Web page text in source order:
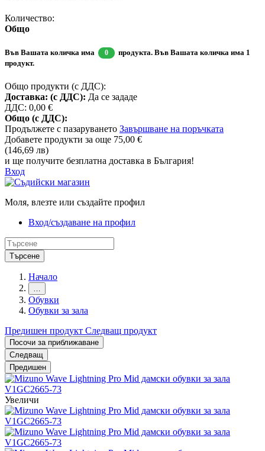
Количество:
Общо
Във Вашата количка има 0 продукта. Във Вашата количка има 1
продукт.
Общо продукти (с ДДС):
Доставка: (с ДДС): Да се зададе
ДДС: 0,00 €
Общо (с ДДС):
Продължете с пазаруването Завършване на поръчката
Добавете продукти за още 75,00 €
(146,69 лв)
и ще получите безплатна доставка в България!
Вход
Моля, влезте или създайте профил
Вход/създаване на профил
Търсене
Начало
…
Обувки
Обувки за зала
Предишен продукт Следващ продукт
Посочи за приближаване
Следващ
Предишен
Увеличи